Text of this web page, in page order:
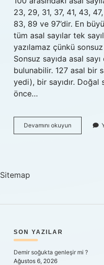
23, 29, 31, 37, 41, 43,
83, 89 ve 97’dir. En
tüm asal sayılar tek
yazılamaz çünkü sonsuz
Sonsuz sayıda asal
bulunabilir. 127 asal bir
yedi), bir sayıdır. Doğal
önce…
Devamını okuyun
Sayısı
Sitemap
SIDEBAR
SON YAZILAR
Demir soğukta genleşir mi ?
Ağustos 6, 2026